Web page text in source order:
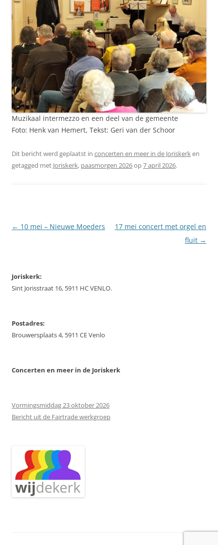
Muzikaal intermezzo en een deel van de gemeente
Foto: Henk van Hemert, Tekst: Geri van der Schoor
Dit bericht werd geplaatst in concerten en meer in de Joriskerken
getagged met Joriskerk, paasmorgen 2026op7 april 2026.
Berichtnavigatie
← 10 mei – Nieuwe Moeders
17 mei concert met orgel en
fluit →
Joriskerk:
Sint Jorisstraat 16, 5911 HC VENLO.
Postadres:
Brouwersplaats 4, 5911 CE Venlo
Concerten en meer in de Joriskerk
Vormingsmiddag 23 oktober 2026
Bericht uit de Fairtrade werkgroep